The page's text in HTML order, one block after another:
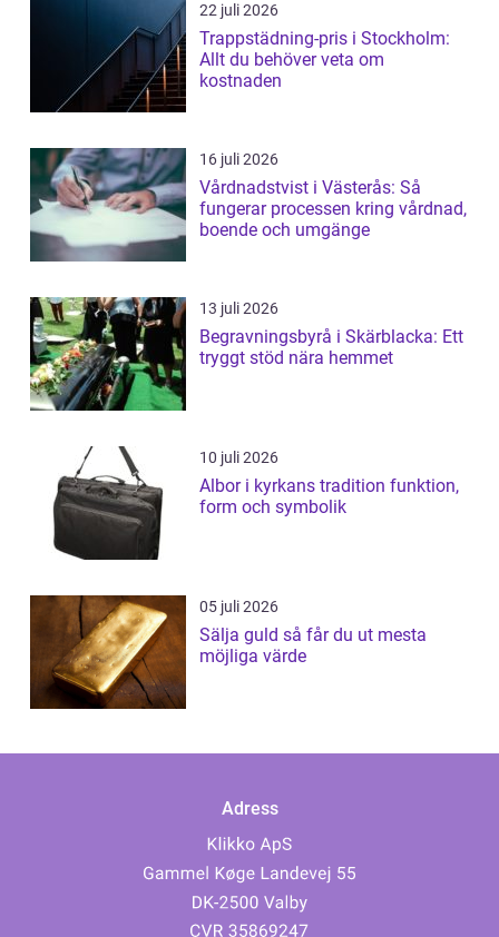
22 juli 2026
Trappstädning-pris i Stockholm:
Allt du behöver veta om
kostnaden
16 juli 2026
Vårdnadstvist i Västerås: Så
fungerar processen kring vårdnad,
boende och umgänge
13 juli 2026
Begravningsbyrå i Skärblacka: Ett
tryggt stöd nära hemmet
10 juli 2026
Albor i kyrkans tradition funktion,
form och symbolik
05 juli 2026
Sälja guld så får du ut mesta
möjliga värde
Adress